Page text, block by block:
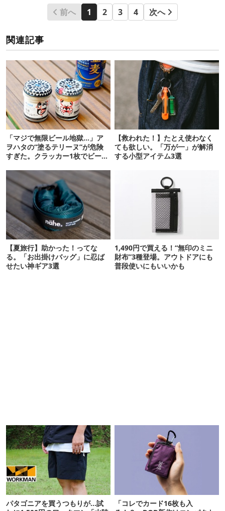
前へ 1 2 3 4 次へ
関連記事
「マジで無限ビール地獄…」ア
ヲハタの“塗るテリーヌ”が危険
すぎた。クラッカー1枚でビール
【救われた！】たとえ使わなく
ても欲しい。「万が一」が解消
する小型アイテム3選
【夏旅行】助かった！ってな
る。「お出掛けバッグ」に忍ば
せたい神ギア3選
1,490円で買える！“無印のミニ
財布”3種登場。アウトドアにも
普段使いにもいいかも
パタゴニアを買うつもりが…試
「コレでカード16枚も入